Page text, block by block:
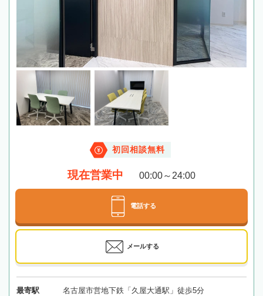
初回相談無料
現在営業中 00:00～24:00
電話する
メールする
最寄駅 名古屋市営地下鉄「久屋大通駅」徒歩5分